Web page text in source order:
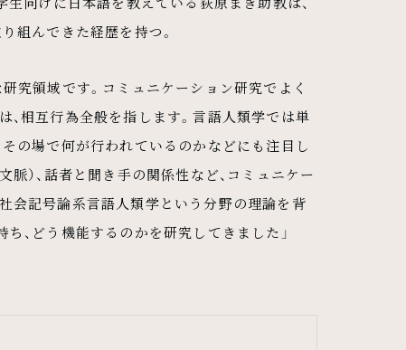
組んできた経歴を持つ。
究領域です。コミュニケーション研究でよく
相互行為全般を指します。言語人類学では単
の場で何が行われているのかなどにも注目し
脈）、話者と聞き手の関係性など、コミュニケー
会記号論系言語人類学という分野の理論を背
、どう機能するのかを研究してきました」